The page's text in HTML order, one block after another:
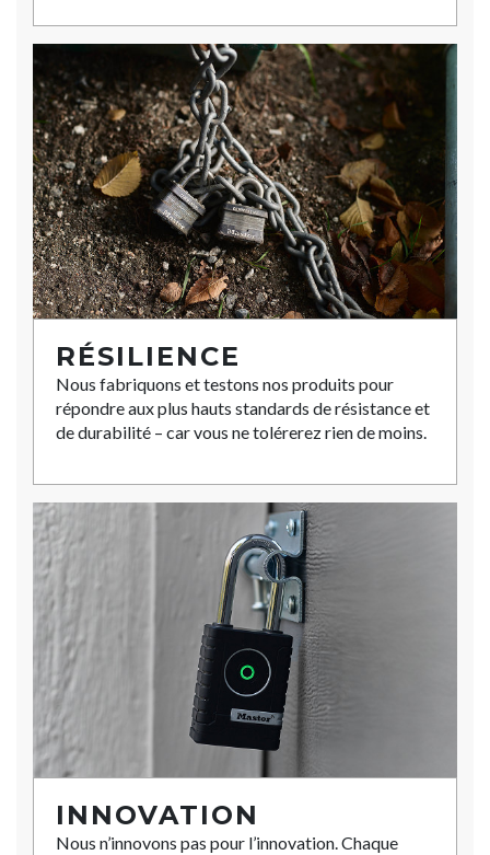
RÉSILIENCE
Nous fabriquons et testons nos produits pour
répondre aux plus hauts standards de résistance et
de durabilité – car vous ne tolérerez rien de moins.
INNOVATION
Nous n’innovons pas pour l’innovation. Chaque